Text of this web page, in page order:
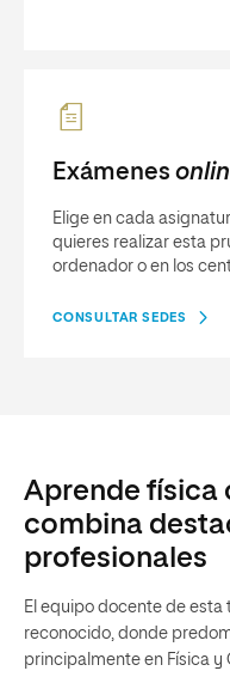
Exámenes
Elige en cada
quieres realizar esta
ordenador o en los
CONSULTAR SEDES
Aprende física
combina
profesionales
El equipo docente de
reconocido, donde
principalmente en Física y